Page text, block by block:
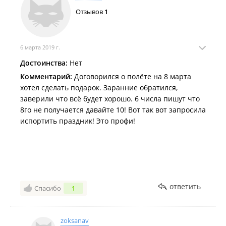
только на ранний подъём, дело в том, как мне
обьяснили, с восходом солнца усиливается ветер и
по соображениям безопасности мы должны были
знаю как добиться таких сияющих глаз и восторга
своей половинки после этого мероприятия, такие
эмоции трудно получить и они не забываемые.
Спасибо ребята!!!!!
Отзывов 1
6 марта 2019 г.
Достоинства: Нет
Комментарий: Договорился о полёте на 8 марта
хотел сделать подарок. Заранние обратился,
заверили что всё будет хорошо. 6 числа пишут что
8го не получается давайте 10! Вот так вот запросила
испортить праздник! Это профи!
Спасибо 1 ответить
zoksanav